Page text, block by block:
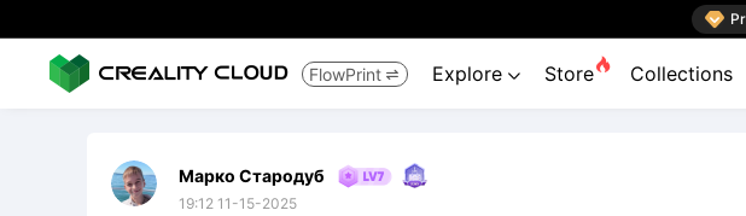

FlowPrint  Explore  Store Collections
Марко Стародуб
19:12 11-15-2025